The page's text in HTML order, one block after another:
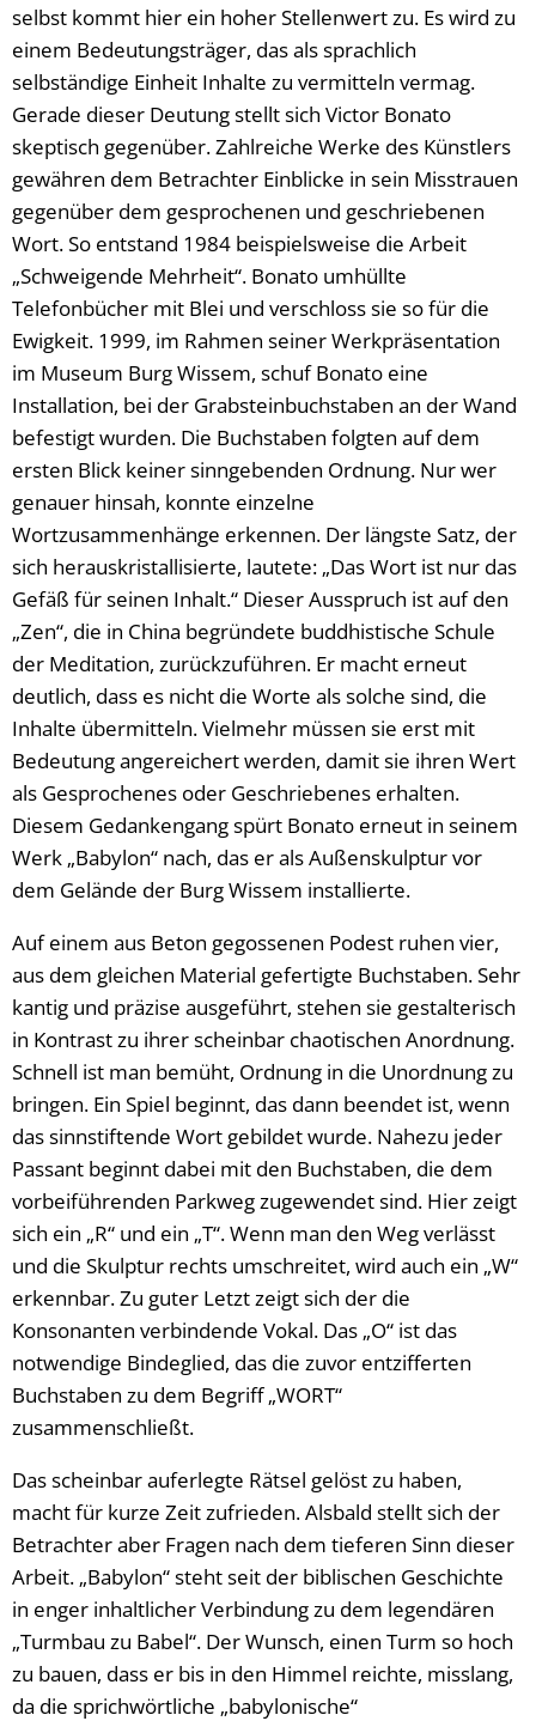
selbst kommt hier ein hoher Stellenwert zu. Es wird zu
einem Bedeutungsträger, das als sprachlich
selbständige Einheit Inhalte zu vermitteln vermag.
Gerade dieser Deutung stellt sich Victor Bonato
skeptisch gegenüber. Zahlreiche Werke des Künstlers
gewähren dem Betrachter Einblicke in sein Misstrauen
gegenüber dem gesprochenen und geschriebenen
Wort. So entstand 1984 beispielsweise die Arbeit
„Schweigende Mehrheit“. Bonato umhüllte
Telefonbücher mit Blei und verschloss sie so für die
Ewigkeit. 1999, im Rahmen seiner Werkpräsentation
im Museum Burg Wissem, schuf Bonato eine
Installation, bei der Grabsteinbuchstaben an der Wand
befestigt wurden. Die Buchstaben folgten auf dem
ersten Blick keiner sinngebenden Ordnung. Nur wer
genauer hinsah, konnte einzelne
Wortzusammenhänge erkennen. Der längste Satz, der
sich herauskristallisierte, lautete: „Das Wort ist nur das
Gefäß für seinen Inhalt.“ Dieser Ausspruch ist auf den
„Zen“, die in China begründete buddhistische Schule
der Meditation, zurückzuführen. Er macht erneut
deutlich, dass es nicht die Worte als solche sind, die
Inhalte übermitteln. Vielmehr müssen sie erst mit
Bedeutung angereichert werden, damit sie ihren Wert
als Gesprochenes oder Geschriebenes erhalten.
Diesem Gedankengang spürt Bonato erneut in seinem
Werk „Babylon“ nach, das er als Außenskulptur vor
dem Gelände der Burg Wissem installierte.
Auf einem aus Beton gegossenen Podest ruhen vier,
aus dem gleichen Material gefertigte Buchstaben. Sehr
kantig und präzise ausgeführt, stehen sie gestalterisch
in Kontrast zu ihrer scheinbar chaotischen Anordnung.
Schnell ist man bemüht, Ordnung in die Unordnung zu
bringen. Ein Spiel beginnt, das dann beendet ist, wenn
das sinnstiftende Wort gebildet wurde. Nahezu jeder
Passant beginnt dabei mit den Buchstaben, die dem
vorbeiführenden Parkweg zugewendet sind. Hier zeigt
sich ein „R“ und ein „T“. Wenn man den Weg verlässt
und die Skulptur rechts umschreitet, wird auch ein „W“
erkennbar. Zu guter Letzt zeigt sich der die
Konsonanten verbindende Vokal. Das „O“ ist das
notwendige Bindeglied, das die zuvor entzifferten
Buchstaben zu dem Begriff „WORT“
zusammenschließt.
Das scheinbar auferlegte Rätsel gelöst zu haben,
macht für kurze Zeit zufrieden. Alsbald stellt sich der
Betrachter aber Fragen nach dem tieferen Sinn dieser
Arbeit. „Babylon“ steht seit der biblischen Geschichte
in enger inhaltlicher Verbindung zu dem legendären
„Turmbau zu Babel“. Der Wunsch, einen Turm so hoch
zu bauen, dass er bis in den Himmel reichte, misslang,
da die sprichwörtliche „babylonische“